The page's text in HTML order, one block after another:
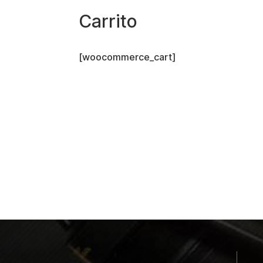
Carrito
[woocommerce_cart]